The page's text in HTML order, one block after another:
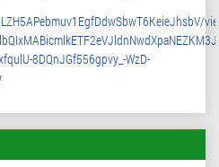
8DQnJGf556gpvy_-WzD-